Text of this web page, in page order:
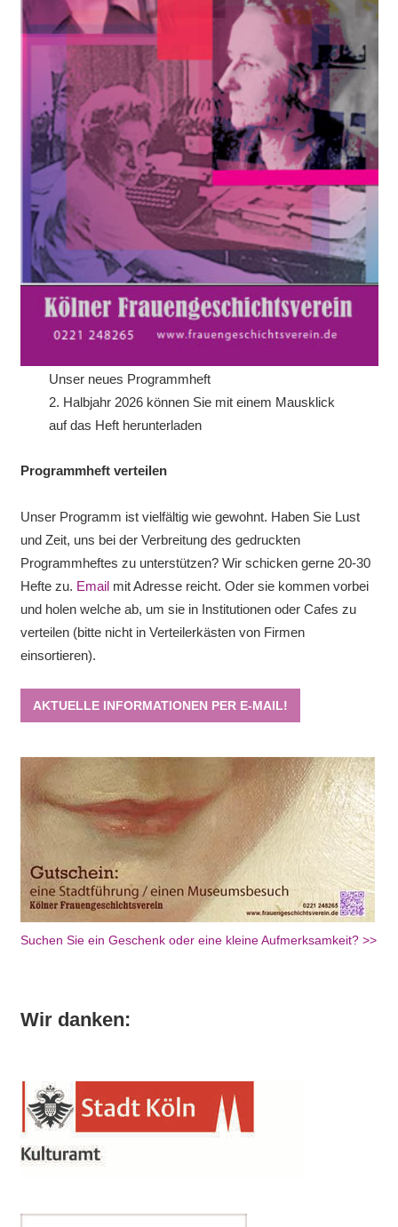
Unser neues Programmheft
2. Halbjahr 2026 können Sie mit einem Mausklick
auf das Heft herunterladen
Programmheft verteilen
Unser Programm ist vielfältig wie gewohnt. Haben Sie Lust
und Zeit, uns bei der Verbreitung des gedruckten
Programmheftes zu unterstützen? Wir schicken gerne 20-30
Hefte zu. Emailmit Adresse reicht. Oder sie kommen vorbei
und holen welche ab, um sie in Institutionen oder Cafes zu
verteilen (bitte nicht in Verteilerkästen von Firmen
einsortieren).
AKTUELLE INFORMATIONEN PER E-MAIL!
Suchen Sie ein Geschenk oder eine kleine Aufmerksamkeit? >>
Wir danken: